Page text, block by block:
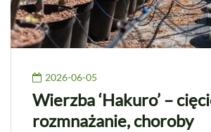
2026-06-05
Wierzba ‘Hakuro’ –
rozmnażanie, choroby